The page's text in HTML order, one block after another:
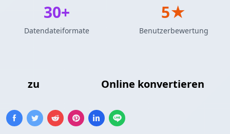
zu Online konvertieren
30+
Datendateiformate
5★
Benutzerbewertung